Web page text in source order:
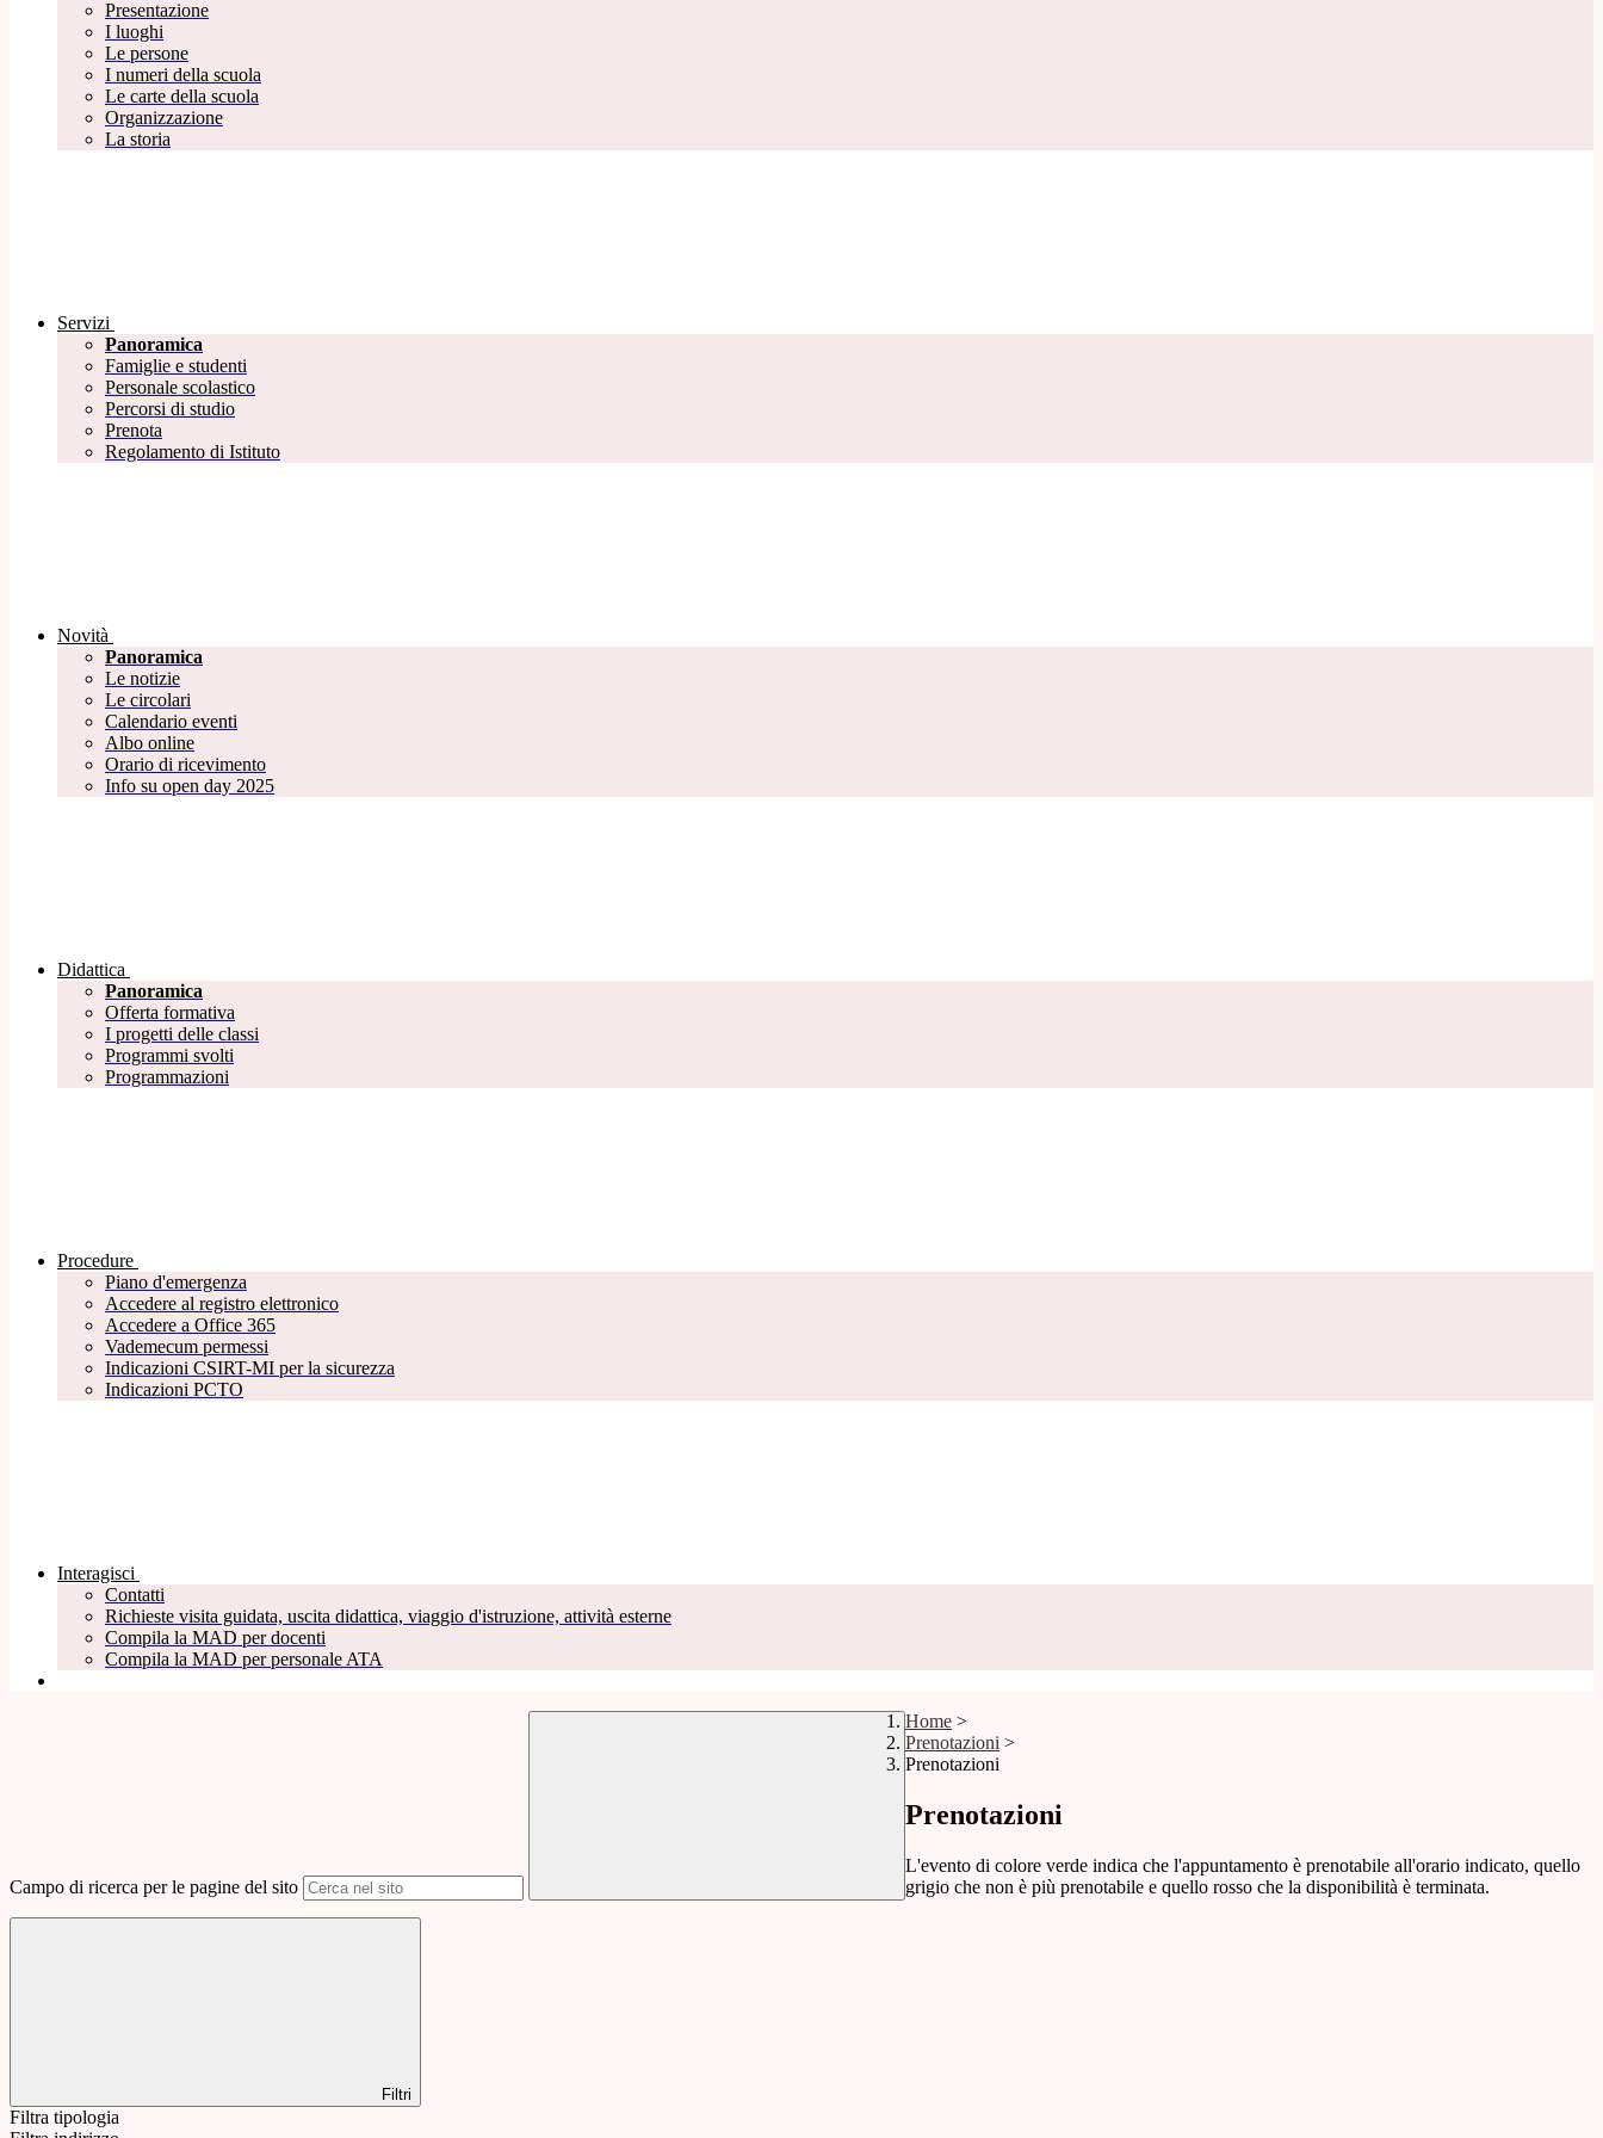
Presentazione
I luoghi
Le persone
I numeri della scuola
Le carte della scuola
Organizzazione
La storia
Servizi
Panoramica
Famiglie e studenti
Personale scolastico
Percorsi di studio
Prenota
Regolamento di Istituto
Novità
Panoramica
Le notizie
Le circolari
Calendario eventi
Albo online
Orario di ricevimento
Info su open day 2025
Didattica
Panoramica
Offerta formativa
I progetti delle classi
Programmi svolti
Programmazioni
Procedure
Piano d'emergenza
Accedere al registro elettronico
Accedere a Office 365
Vademecum permessi
Indicazioni CSIRT-MI per la sicurezza
Indicazioni PCTO
Interagisci
Contatti
Richieste visita guidata, uscita didattica, viaggio d'istruzione, attività esterne
Compila la MAD per docenti
Compila la MAD per personale ATA
Campo di ricerca per le pagine del sito
Home >
Prenotazioni >
Prenotazioni
Prenotazioni
L'evento di colore verde indica che l'appuntamento è prenotabile all'orario indicato, quello
grigio che non è più prenotabile e quello rosso che la disponibilità è terminata.
Filtri
Filtra tipologia